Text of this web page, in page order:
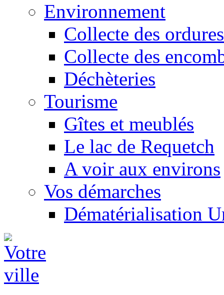
Environnement
Collecte des ordures
Collecte des
Déchèteries
Tourisme
Gîtes et meublés
Le lac de Requetch
A voir aux environs
Vos démarches
Dématérialisation